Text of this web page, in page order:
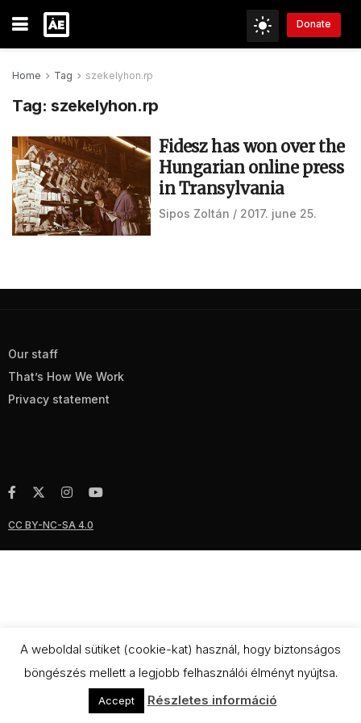
Donate
Home Tag szekelyhon.rp
Tag: szekelyhon.rp
Fidesz has won over the
Hungarian online press
in Transylvania
Sipos Zoltán 2017. june 25.
Our staff
That’s How We Work
Privacy statement
CC BY-NC-SA 4.0
A weboldal sütiket (cookie-kat) használ, hogy biztonságos
böngészés mellett a legjobb felhasználói élményt nyújtsa.
Accept Részletes információ